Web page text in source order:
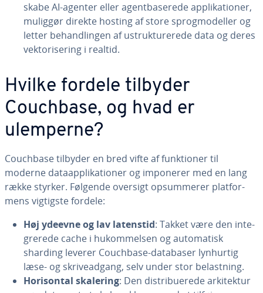
skabe AI-agenter eller agent­ba­se­re­de ap­pli­ka­tio­ner,
muliggør direkte hosting af store sprog­mo­del­ler og
letter be­hand­lin­gen af ustruk­tu­re­re­de data og deres
vek­to­ri­se­ring i realtid.
Hvilke fordele tilbyder
Couchbase, og hvad er
ulemperne?
Couchbase tilbyder en bred vifte af funk­tio­ner til
moderne da­ta­ap­pli­ka­tio­ner og imponerer med en lang
række styrker. Følgende oversigt op­sum­me­rer plat­for­
mens vigtigste fordele:
Høj ydeevne og lav latenstid: Takket være den in­te­
gre­re­de cache i hukom­mel­sen og au­to­ma­tisk
sharding leverer Couchbase-databaser lynhurtig
læse- og skri­ve­ad­gang, selv under stor be­last­ning.
Ho­ri­son­tal skalering: Den di­stri­bu­e­re­de ar­ki­tek­tur